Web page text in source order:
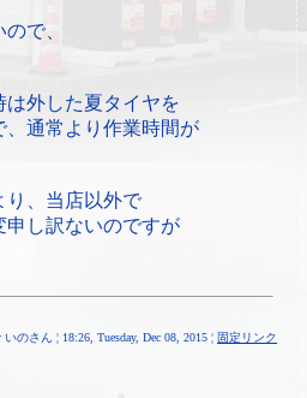
で、
は外した夏タイヤを
通常より作業時間が
り、当店以外で
申し訳ないのですが
いのさん ¦ 18:26, Tuesday, Dec 08, 2015 ¦ 固定リンク